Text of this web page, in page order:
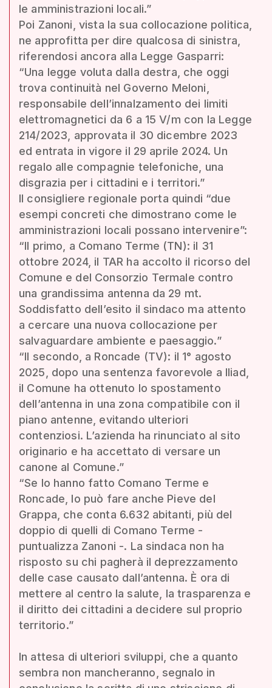
le amministrazioni locali.”
Poi Zanoni, vista la sua collocazione politica,
ne approfitta per dire qualcosa di sinistra,
riferendosi ancora alla Legge Gasparri:
“Una legge voluta dalla destra, che oggi
trova continuità nel Governo Meloni,
responsabile dell’innalzamento dei limiti
elettromagnetici da 6 a 15 V/m con la Legge
214/2023, approvata il 30 dicembre 2023
ed entrata in vigore il 29 aprile 2024. Un
regalo alle compagnie telefoniche, una
disgrazia per i cittadini e i territori.”
Il consigliere regionale porta quindi “due
esempi concreti che dimostrano come le
amministrazioni locali possano intervenire”:
“Il primo, a Comano Terme (TN): il 31
ottobre 2024, il TAR ha accolto il ricorso del
Comune e del Consorzio Termale contro
una grandissima antenna da 29 mt.
Soddisfatto dell’esito il sindaco ma attento
a cercare una nuova collocazione per
salvaguardare ambiente e paesaggio.”
“Il secondo, a Roncade (TV): il 1° agosto
2025, dopo una sentenza favorevole a Iliad,
il Comune ha ottenuto lo spostamento
dell’antenna in una zona compatibile con il
piano antenne, evitando ulteriori
contenziosi. L’azienda ha rinunciato al sito
originario e ha accettato di versare un
canone al Comune.”
“Se lo hanno fatto Comano Terme e
Roncade, lo può fare anche Pieve del
Grappa, che conta 6.632 abitanti, più del
doppio di quelli di Comano Terme -
puntualizza Zanoni -. La sindaca non ha
risposto su chi pagherà il deprezzamento
delle case causato dall’antenna. È ora di
mettere al centro la salute, la trasparenza e
il diritto dei cittadini a decidere sul proprio
territorio.”
In attesa di ulteriori sviluppi, che a quanto
sembra non mancheranno, segnalo in